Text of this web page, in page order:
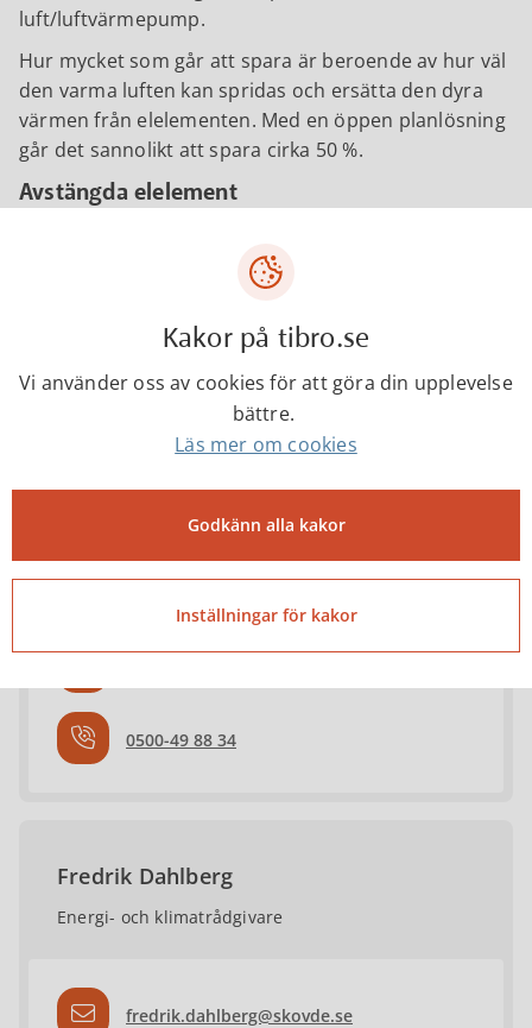
luft/luftvärmepump.
Hur mycket som går att spara är beroende av hur väl
den varma luften kan spridas och ersätta den dyra
värmen från elelementen. Med en öppen planlösning
går det sannolikt att spara cirka 50 %.
Avstängda elelement
gott skick så att de verkligen stänger av elementet
när det kommer billig värme från värmepumpen,
men annars går det ju alltid att manuellt stänga av
elementen dit varmluften når.
Ayvar Sami Kasim
0500-49 88 34
Fredrik Dahlberg
Energi- och klimatrådgivare
fredrik.dahlberg@skovde.se
Kakor på tibro.se
Vi använder oss av cookies för att göra din upplevelse
bättre.
Läs mer om cookies
Godkänn alla kakor
Inställningar för kakor